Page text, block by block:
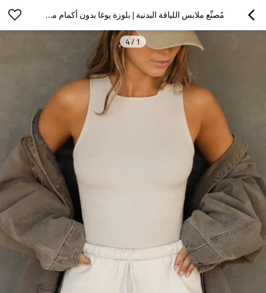
مُصنِّع ملابس اللياقة البدنية | بلوزة يوغا بدون أكمام من الإسباندكس المضلع | بلوزة بدون أكمام برقبة مربعة عالية
1
/
4